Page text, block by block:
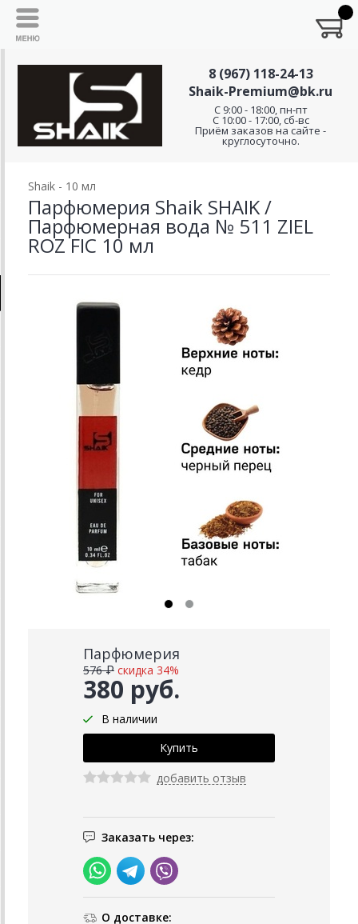
8 (967) 118-24-13
Shaik-Premium@bk.ru
C 9:00 - 18:00, пн-пт
С 10:00 - 17:00, сб-вс
Приём заказов на сайте -
круглосуточно.
Shaik - 10 мл
Парфюмерия Shaik SHAIK /
Парфюмерная вода № 511 ZIEL
ROZ FIC 10 мл
Парфюмерия
380 руб.
576 ₽ скидка 34%
В наличии
добавить отзыв
Заказать через:
О доставке: